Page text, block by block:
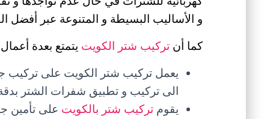
و الأساليب البسيطة و المتنوعة عبر أفضل
كما أن تركيب شتر الكويت يتمتع بعدة
يعمل تركيب شتر الكويت على تركيب
الى تركيب و تطبيق شفرات الشتر
يقوم تركيب شتر بالكويت على تأمين